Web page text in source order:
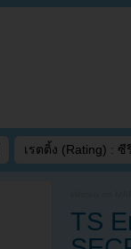
เรตติ้ง (Rating) : ซี
TS